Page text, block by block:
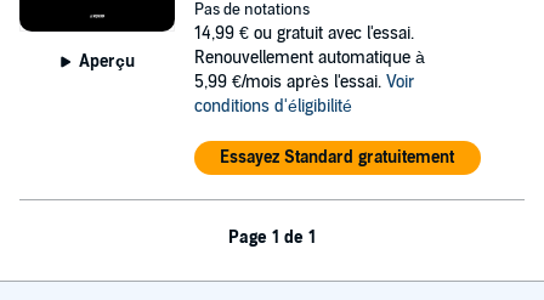
Aperçu
Pas de notations
14,99 € ou gratuit avec l'essai.
Renouvellement automatique à
5,99 €/mois après l'essai. Voir
conditions d'éligibilité
Essayez Standard gratuitement
Page 1 de 1